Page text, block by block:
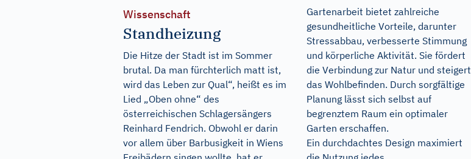
Wissenschaft
Standheizung
Die Hitze der Stadt ist im Sommer
brutal. Da man fürchterlich matt ist,
wird das Leben zur Qual“, heißt es im
Lied „Oben ohne“ des
österreichischen Schlagersängers
Reinhard Fendrich. Obwohl er darin
vor allem über Barbusigkeit in Wiens
Gartenarbeit bietet zahlreiche
gesundheitliche Vorteile, darunter
Stressabbau, verbesserte Stimmung
und körperliche Aktivität. Sie fördert
die Verbindung zur Natur und steigert
das Wohlbefinden. Durch sorgfältige
Planung lässt sich selbst auf
begrenztem Raum ein optimaler
Garten erschaffen.
Ein durchdachtes Design maximiert